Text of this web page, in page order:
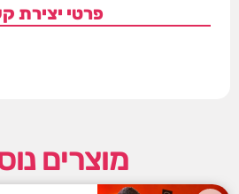
פרטי יצירת
מוצרים